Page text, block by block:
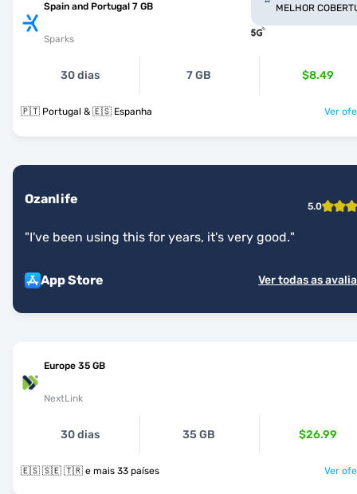
Spain and Portugal 7 GB
Sparks
MELHOR
30 dias 7 GB $8.49
🇵🇹 Portugal & 🇪🇸 Espanha Ver
Ozanlife 5.0
"I've been using this for years, it's very good."
App Store Ver todas as
Europe 35 GB
NextLink
30 dias 35 GB $26.99
🇪🇸 🇸🇪 🇹🇷 e mais 33 países Ver